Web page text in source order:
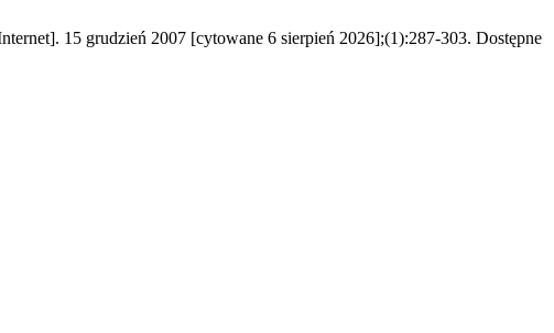
15 grudzień 2007 [cytowane 6 sierpień 2026];(1):287-303. Dostępne